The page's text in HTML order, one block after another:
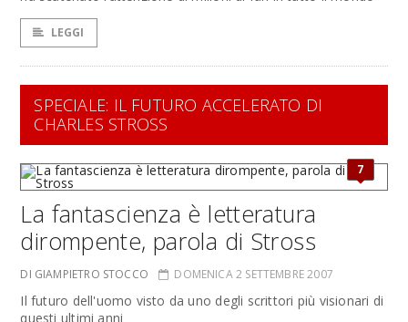
LEGGI
SPECIALE: IL FUTURO ACCELERATO DI
CHARLES STROSS
7
La fantascienza è letteratura
dirompente, parola di Stross
DI GIAMPIETRO STOCCO DOMENICA 2 SETTEMBRE 2007
Il futuro dell'uomo visto da uno degli scrittori più visionari di
questi ultimi anni